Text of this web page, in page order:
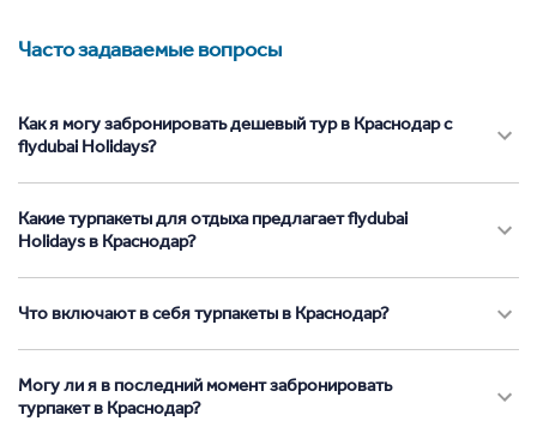
Часто задаваемые вопросы
Как я могу забронировать дешевый тур в Краснодар с
flydubai Holidays?
Какие турпакеты для отдыха предлагает flydubai
Holidays в Краснодар?
Что включают в себя турпакеты в Краснодар?
Могу ли я в последний момент забронировать
турпакет в Краснодар?